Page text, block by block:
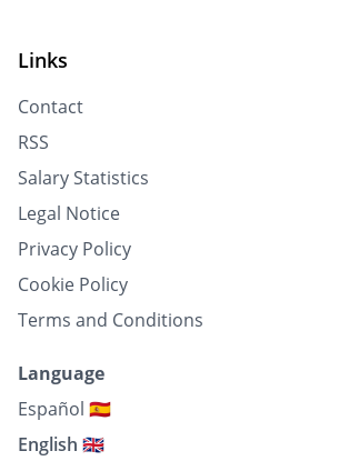
Links
Contact
RSS
Salary Statistics
Legal Notice
Privacy Policy
Cookie Policy
Terms and Conditions
Language
Español 🇪🇸
English 🇬🇧